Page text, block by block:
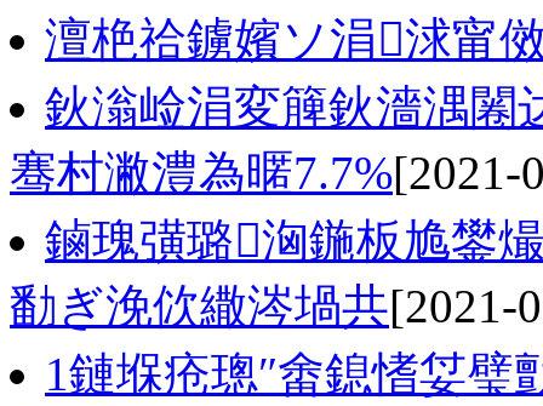
澶栬祫鐪嬪ソ涓浗甯
鈥滃崄涓変簲鈥濇湡闂
骞村潎澧為暱7.7%[2021-
鏀瑰彉璐洶鍦板尯鐢
勫ぎ浼佽繖涔堝共[2021-
1鏈堢疮璁″畬鎴愭姇璧